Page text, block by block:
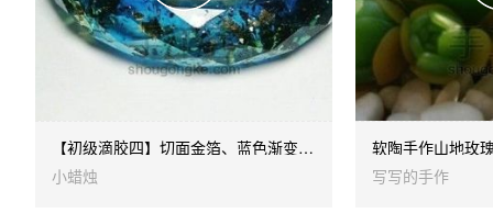
【初级滴胶四】切面金箔、蓝色渐变手镯
小蜡烛
软陶手作山地玫
写写的手作